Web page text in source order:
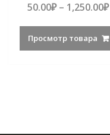
5.00
из 5
50.00₽– 1,250.00₽
Просмотр товара